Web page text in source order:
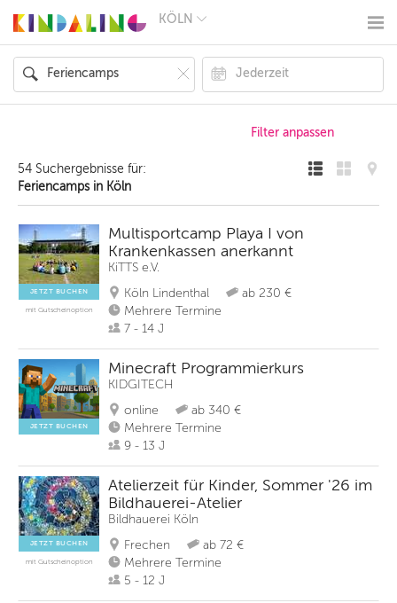
KÖLN
BERLIN
MÜNCHEN
HAMBURG
KÖLN
HANNOVER
LEIPZIG
DRESDEN
NÜRNBERG
WIEN
ZÜRICH
REGIONEN
54 Suchergebnisse für:
Feriencamps in Köln
JETZT BUCHEN
mit Gutscheinoption
Multisportcamp Playa I von
Krankenkassen anerkannt
KiTTS e.V.
Köln Lindenthal
ab 230 €
Mehrere Termine
7 - 14 J
JETZT BUCHEN
Minecraft Programmierkurs
KIDGITECH
online
ab 340 €
Mehrere Termine
9 - 13 J
JETZT BUCHEN
mit Gutscheinoption
Atelierzeit für Kinder, Sommer '26 im
Bildhauerei-Atelier
Bildhauerei Köln
Frechen
ab 72 €
Mehrere Termine
5 - 12 J